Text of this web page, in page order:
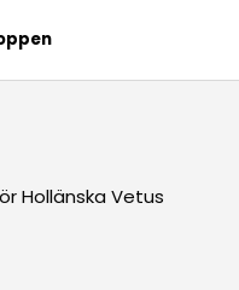
Hollänska Vetus